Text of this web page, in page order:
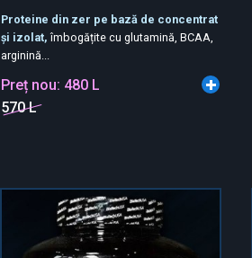
Proteine din zer pe bază de concentrat
și izolat, îmbogățite cu glutamină, BCAA,
arginină...
Preț nou: 480 L
570 L